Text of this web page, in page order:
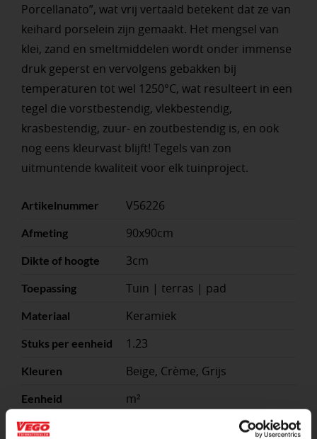
Porcellanato”, wat vrij vertaald betekent dat ze van
keihard porselein zijn gemaakt. Het mengsel van
klei, zand en smeltmiddelen wordt onder immense
druk geperst en vervolgens gebakken bij
temperaturen tot wel 1250°C, wat resulteert in een
tegel die vorstbestendig, vlekbestendig,
krasbestendig, zuur- en zoutbestendig is, en ook
nog eens kleurvast blijft! Tegels van zon
uitmuntende kwaliteit voor elk tuinproject.
Artikelnummer V56226
Afmeting 90x90cm
Dikte of hoogte 3cm
Toepassing Tuin | terras | pad
Materiaal Keramiek
Stuks per eenheid 1.23
Kleuren Beige, Crème, Grijs
Eenheid m²